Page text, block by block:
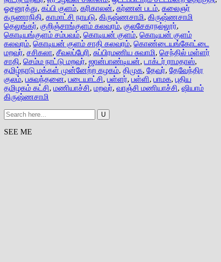
ஓசனூத்து, கப்பி குளம், கரிகாலன், கர்ணன் படம், கலைஞர்
கருணாநிதி, காமாட்சி நாயுடு, கிருஷ்ணசாமி, கிருஷ்ணசாமி
தெலுங்கர், குறிஞ்சாங்குளம் கலவரம், குலசேகரநல்லூர்,
கொடியங்குளம் சம்பவம், கொடியன் குளம், கொடியன் குளம்
கலவரம், கொடியன் குளம் சாதி கலவரம், கொண்டையங்கோட்டை
மறவர், சசிகலா, சீவலப்பேரி, சுப்பிரமணிய சுவாமி, செந்தில் மள்ளர்
சாதி, செம்ம நாட்டு மறவர், ஜான்பாண்டியன், டாக்டர் ராமதாஸ்,
தமிழ்நாடு மக்கள் முன்னேற்ற கழகம், திமுக, தேவர், தேவேந்திர
குலம், பசுவந்தனை, படையாட்சி, பள்ளர், பள்ளி, பாமக, புதிய
தமிழகம் கட்சி, மணியாச்சி, மறவர், வாஞ்சி மணியாச்சி, ஷியாம்
கிருஷ்ணசாமி
SEE ME